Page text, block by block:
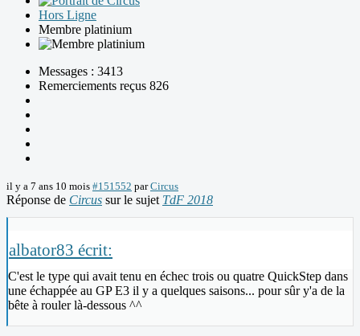
Hors Ligne
Membre platinium
Messages : 3413
Remerciements reçus 826
il y a 7 ans 10 mois #151552 parCircus
Réponse de Circus sur le sujet TdF 2018
albator83 écrit:
C'est le type qui avait tenu en échec trois ou quatre QuickStep dans
une échappée au GP E3 il y a quelques saisons... pour sûr y'a de la
bête à rouler là-dessous ^^